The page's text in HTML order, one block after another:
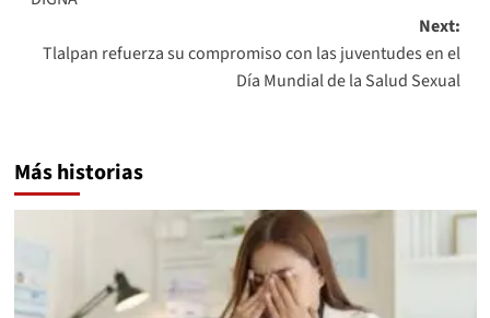
Next:
Tlalpan refuerza su compromiso con las juventudes en el
Día Mundial de la Salud Sexual
Más historias